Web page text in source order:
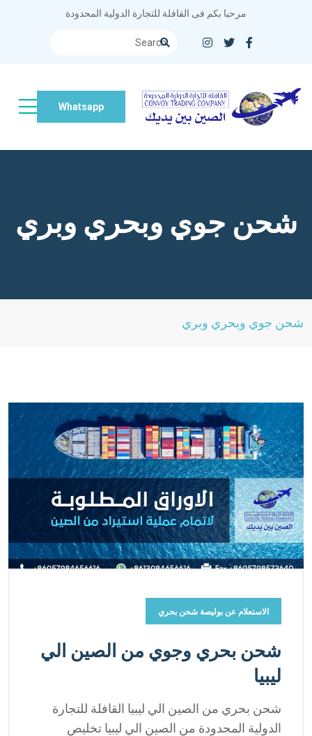
مرحبا بكم فى القافلة للتجارة الدولية المحدودة
Whatsapp
شحن جوي وبحري وبري
شحن جوي وبحري وبري
الاستعلام عن بوليصة شحن بحري
شحن بحري وجوي من الصين الي
ليبيا
شحن بحري من الصين الي ليبيا القافلة للتجارة
الدولية المحدودة من الصين الي ليبيا تخليص